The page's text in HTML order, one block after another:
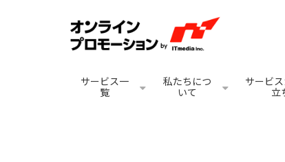
サービス一
覧
私たちにつ
いて
サービ
立